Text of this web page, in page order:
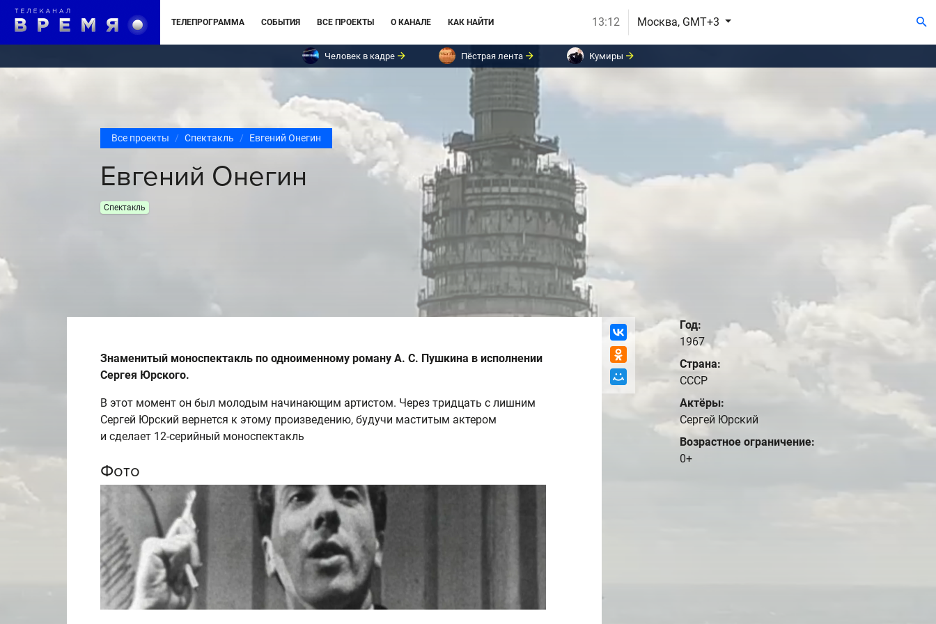
ТЕЛЕПРОГРАММА СОБЫТИЯ ВСЕ ПРОЕКТЫ О КАНАЛЕ КАК НАЙТИ 13:12 Москва, GMT+3
Человек в кадре Пёстрая лента Кумиры
Все проекты Спектакль Евгений Онегин
Евгений Онегин
Спектакль
Знаменитый моноспектакль по одноименному роману А. С. Пушкина в исполнении
Сергея Юрского.
В этот момент он был молодым начинающим артистом. Через тридцать с лишним
Сергей Юрский вернется к этому произведению, будучи маститым актером
и сделает 12-серийный моноспектакль
Фото
Год:
1967
Страна:
СССР
Актёры:
Сергей Юрский
Возрастное ограничение:
0+